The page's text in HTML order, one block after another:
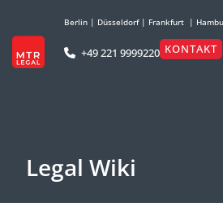
Berlin | Düsseldorf| Frankfurt |
+49 221 9999220 KONTAKT
Legal Wiki